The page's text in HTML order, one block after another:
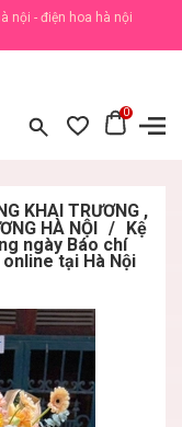
nội - điện hoa hà nội
0
KHAI TRƯƠNG ,
HÀ NỘI / Kệ
ngày Báo chí
tại Hà Nội